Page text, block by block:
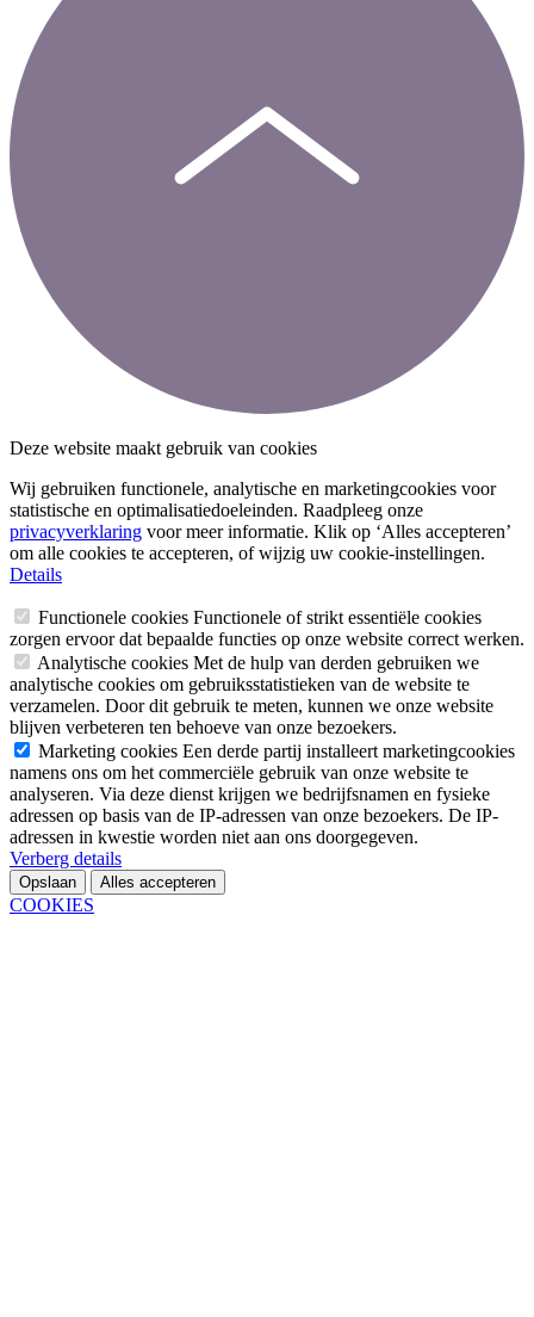
Deze website maakt gebruik van cookies
Wij gebruiken functionele, analytische en marketingcookies voor
statistische en optimalisatiedoeleinden. Raadpleeg onze
privacyverklaring voor meer informatie. Klik op ‘Alles accepteren’
om alle cookies te accepteren, of wijzig uw cookie-instellingen.
Details
Functionele cookies Functionele of strikt essentiële cookies
zorgen ervoor dat bepaalde functies op onze website correct werken.
Analytische cookies Met de hulp van derden gebruiken we
analytische cookies om gebruiksstatistieken van de website te
verzamelen. Door dit gebruik te meten, kunnen we onze website
blijven verbeteren ten behoeve van onze bezoekers.
Marketing cookies Een derde partij installeert marketingcookies
namens ons om het commerciële gebruik van onze website te
analyseren. Via deze dienst krijgen we bedrijfsnamen en fysieke
adressen op basis van de IP-adressen van onze bezoekers. De IP-
adressen in kwestie worden niet aan ons doorgegeven.
Verberg details
Opslaan Alles accepteren
COOKIES